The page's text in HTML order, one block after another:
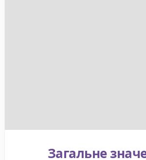
Загальне